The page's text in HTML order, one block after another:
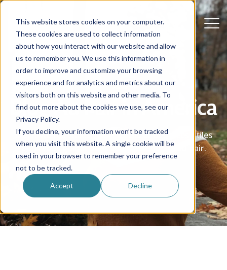
This website stores cookies on your computer.
These cookies are used to collect information
about how you interact with our website and allow
us to remember you. We use this information in
order to improve and customize your browsing
experience and for analytics and metrics about our
visitors both on this website and other media. To
find out more about the cookies we use, see our
Privacy Policy.
If you decline, your information won’t be tracked
when you visit this website. A single cookie will be
used in your browser to remember your preference
not to be tracked.
Accept Decline
Blog Au Pair in America
Des histoires vraies, des conseils et des idées utiles
pour vous guider dans votre parcours d'au pair.